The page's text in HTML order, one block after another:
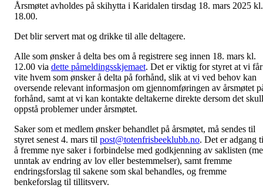
Årsmøtet avholdes på skihytta i Karidalen tirsdag 18. mars 2025 kl.
18.00.
Det blir servert mat og drikke til alle deltagere.
Alle som ønsker å delta bes om å registrere seg innen 18. mars kl.
12.00 via dette påmeldingsskjemaet. Det er viktig for styret at vi får
vite hvem som ønsker å delta på forhånd, slik at vi ved behov kan
oversende relevant informasjon om gjennomføringen av årsmøtet
forhånd, samt at vi kan kontakte deltakerne direkte dersom det
oppstå problemer under årsmøtet.
Saker som et medlem ønsker behandlet på årsmøtet, må sendes til
styret senest 4. mars til post@totenfrisbeeklubb.no. Det er adgang
å fremme nye saker i forbindelse med godkjenning av saklisten
unntak av endring av lov eller bestemmelser), samt fremme
endringsforslag til sakene som skal behandles, og fremme
benkeforslag til tillitsverv.